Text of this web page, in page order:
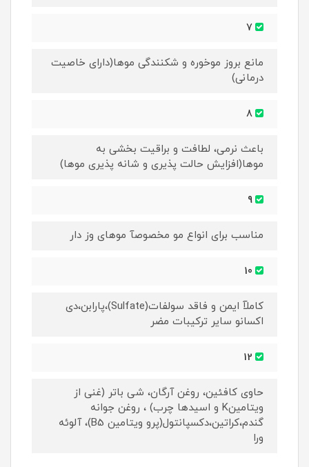
مانع بروز موخوره و شکنندگی موها(دارای خاصیت
درمانی)
باعث نرمی، لطافت و براقیت بخشی به
موها(افزایش حالت پذیری و شانه پذیری موها)
مناسب برای انواع مو مخصوصآ موهای وز دار
کاملآ ایمن و فاقد سولفات(Sulfate)،پارابن،دی
اکسانو سایر ترکیبات مضر
حاوی کافئین، روغن آرگان، شی باتر (غنی از
ویتامینK و اسیدها چرب) ، روغن جوانه
گندم،کراتین،دکسپانتول(پرو ویتامین B5)، آلوئه
ورا